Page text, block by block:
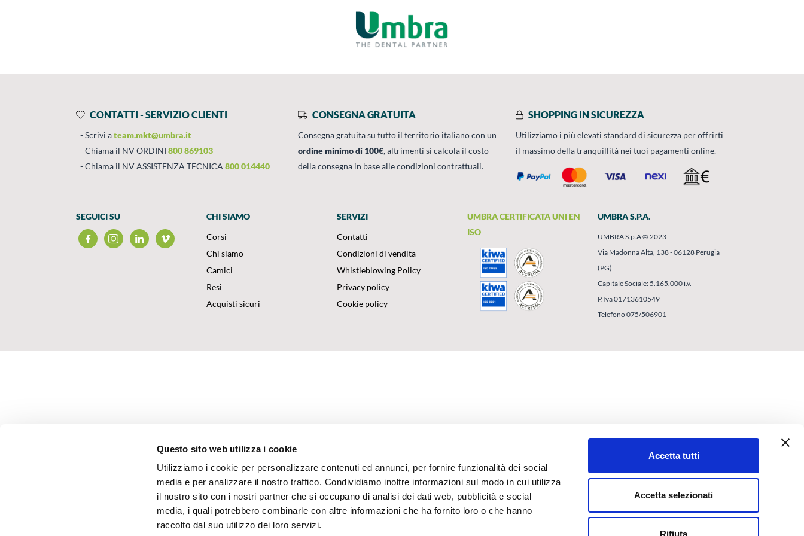
Questo sito web utilizza i cookie
Utilizziamo i cookie per personalizzare contenuti ed annunci, per fornire funzionalità dei social
media e per analizzare il nostro traffico. Condividiamo inoltre informazioni sul modo in cui utilizza
il nostro sito con i nostri partner che si occupano di analisi dei dati web, pubblicità e social
media, i quali potrebbero combinarle con altre informazioni che ha fornito loro o che hanno
raccolto dal suo utilizzo dei loro servizi.
Accetta tutti
Accetta selezionati
Rifiuta
CONTATTI - SERVIZIO CLIENTI
Scrivi ateam.mkt@umbra.it
Chiama il NV ORDINI 800 869103
Chiama il NV ASSISTENZA TECNICA 800 014440
CONSEGNA GRATUITA
Consegna gratuita su tutto il territorio italiano con un
ordine minimo di 100€, altrimenti si calcola il costo
della consegna in base alle condizioni contrattuali.
SHOPPING IN SICUREZZA
Utilizziamo i più elevati standard di sicurezza per offrirti
il massimo della tranquillità nei tuoi pagamenti online.
SEGUICI SU
CHI SIAMO
Corsi
Chi siamo
Camici
Resi
Acquisti sicuri
SERVIZI
Contatti
Condizioni di vendita
Whistleblowing Policy
Privacy policy
Cookie policy
UMBRA CERTIFICATA UNI EN
ISO
UMBRA S.P.A.
UMBRA S.p.A © 2023
Via Madonna Alta, 138 - 06128 Perugia
(PG)
Capitale Sociale: 5.165.000 i.v.
P.Iva 01713610549
Telefono 075/506901